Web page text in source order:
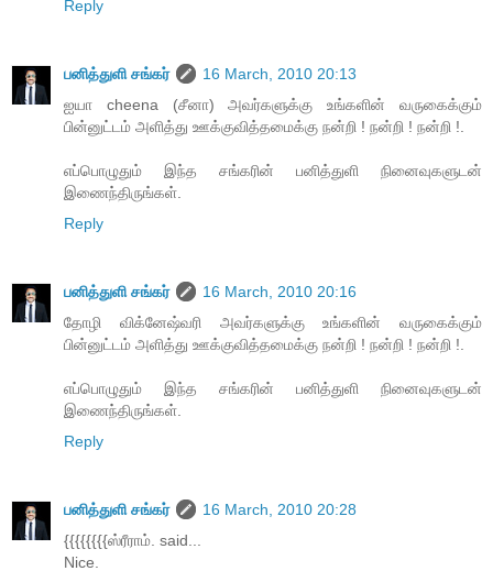
Reply
பனித்துளி சங்கர்
16 March, 2010 20:13
ஐயா cheena (சீனா) அவர்களுக்கு உங்களின் வருகைக்கும்
பின்னுட்டம் அளித்து ஊக்குவித்தமைக்கு நன்றி ! நன்றி ! நன்றி !.
எப்பொழுதும் இந்த சங்கரின் பனித்துளி நினைவுகளுடன்
இணைந்திருங்கள்.
Reply
பனித்துளி சங்கர்
16 March, 2010 20:16
தோழி விக்னேஷ்வரி அவர்களுக்கு உங்களின் வருகைக்கும்
பின்னுட்டம் அளித்து ஊக்குவித்தமைக்கு நன்றி ! நன்றி ! நன்றி !.
எப்பொழுதும் இந்த சங்கரின் பனித்துளி நினைவுகளுடன்
இணைந்திருங்கள்.
Reply
பனித்துளி சங்கர்
16 March, 2010 20:28
{{{{{{{{ஸ்ரீராம். said...
Nice.